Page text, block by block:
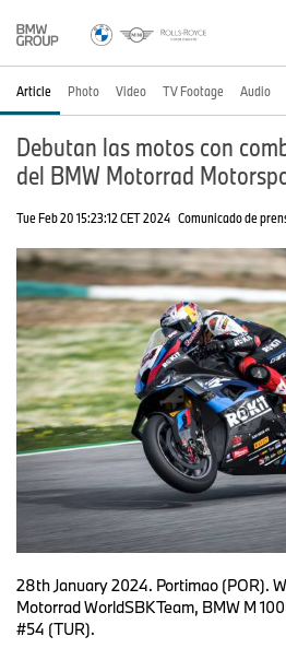
Article Photo Video TV Footage Audio
Debutan las motos con
del BMW Motorrad
Tue Feb 20 15:23:12 CET 2024 Comunicado de
28th January 2024. Portimao (POR).
Motorrad WorldSBK Team, BMW M
#54 (TUR).